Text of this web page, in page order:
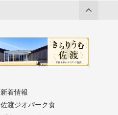
新着情報
佐渡ジオパーク食